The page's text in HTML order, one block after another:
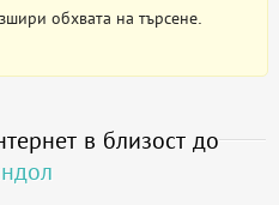
обхвата на търсене.
в близост до